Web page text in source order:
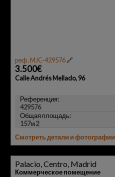
реф. MJC-429576🔗
3.500€
Calle Andrés Mellado, 96
Референция:
429576
Общая площадь:
157м2
Смотреть детали и фотографии
Palacio, Centro, Madrid
Коммерческое помещение